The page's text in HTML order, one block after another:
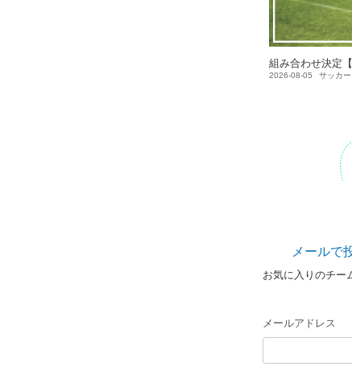
組み合わせ決定
2026-08-05 サッカー
メールで
お気に入りのチー
メールアドレス